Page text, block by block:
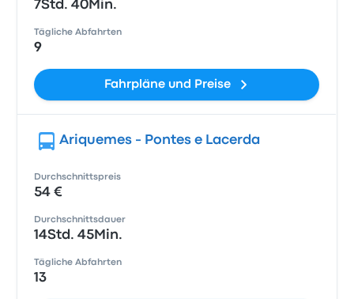
7Std. 40Min.
Tägliche Abfahrten
9
Fahrpläne und Preise
Ariquemes - Pontes e Lacerda
Durchschnittspreis
54 €
Durchschnittsdauer
14Std. 45Min.
Tägliche Abfahrten
13